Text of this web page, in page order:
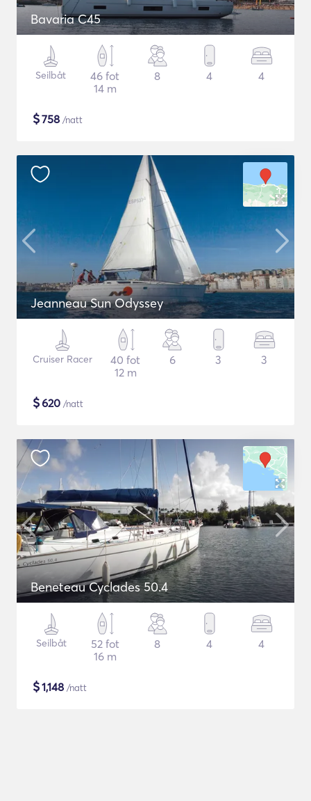
Bavaria C45
Seilbåt
46 fot
14 m
8 4 4
$758 /natt
Jeanneau Sun Odyssey
Cruiser Racer
40 fot
12 m
6 3 3
$620 /natt
Beneteau Cyclades 50.4
Seilbåt
52 fot
16 m
8 4 4
$1,148 /natt